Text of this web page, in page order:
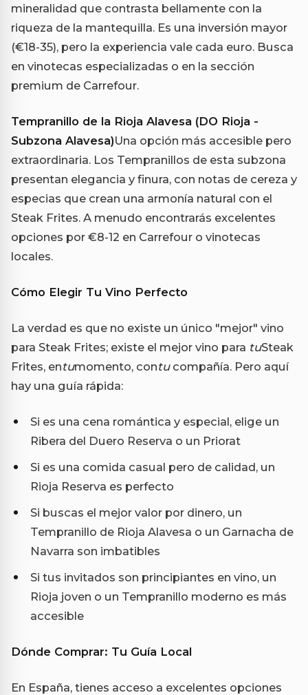
mineralidad que contrasta bellamente con la
riqueza de la mantequilla. Es una inversión mayor
(€18-35), pero la experiencia vale cada euro. Busca
en vinotecas especializadas o en la sección
premium de Carrefour.
Tempranillo de la Rioja Alavesa (DO Rioja -
Subzona Alavesa)Una opción más accesible pero
extraordinaria. Los Tempranillos de esta subzona
presentan elegancia y finura, con notas de cereza y
especias que crean una armonía natural con el
Steak Frites. A menudo encontrarás excelentes
opciones por €8-12 en Carrefour o vinotecas
locales.
Cómo Elegir Tu Vino Perfecto
La verdad es que no existe un único "mejor" vino
para Steak Frites; existe el mejor vino para tuSteak
Frites, entumomento, contucompañía. Pero aquí
hay una guía rápida:
Si es una cena romántica y especial, elige un
Ribera del Duero Reserva o un Priorat
Si es una comida casual pero de calidad, un
Rioja Reserva es perfecto
Si buscas el mejor valor por dinero, un
Tempranillo de Rioja Alavesa o un Garnacha de
Navarra son imbatibles
Si tus invitados son principiantes en vino, un
Rioja joven o un Tempranillo moderno es más
accesible
Dónde Comprar: Tu Guía Local
En España, tienes acceso a excelentes opciones